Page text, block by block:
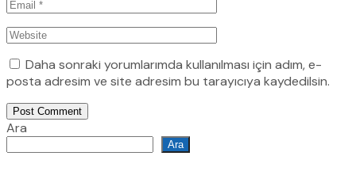
Daha sonraki yorumlarımda kullanılması için adım, e-
posta adresim ve site adresim bu tarayıcıya kaydedilsin.
Post Comment
Ara
Ara